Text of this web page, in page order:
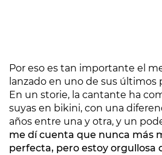
Por eso es tan importante el
lanzado en uno de sus últimos
En un storie, la cantante ha
suyas en bikini, con una
años entre una y otra, y un
me dí cuenta que nunca más
perfecta, pero estoy orgullosa